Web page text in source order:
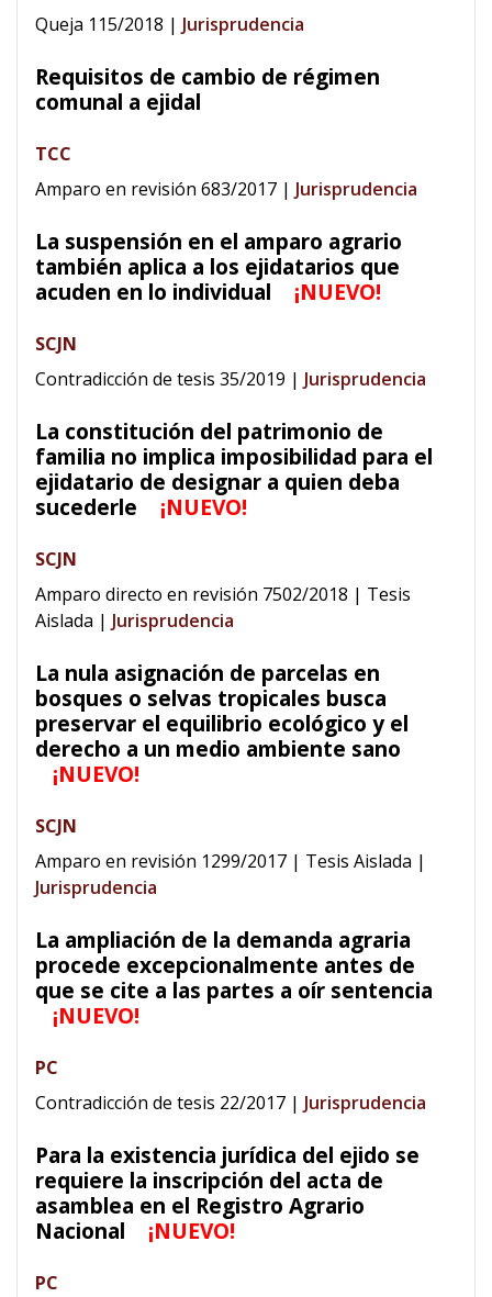
Queja 115/2018 | Jurisprudencia
Requisitos de cambio de régimen
comunal a ejidal
TCC
Amparo en revisión 683/2017 | Jurisprudencia
La suspensión en el amparo agrario
también aplica a los ejidatarios que
acuden en lo individual
¡NUEVO!
SCJN
Contradicción de tesis 35/2019 | Jurisprudencia
La constitución del patrimonio de
familia no implica imposibilidad para el
ejidatario de designar a quien deba
sucederle
¡NUEVO!
SCJN
Amparo directo en revisión 7502/2018 | Tesis
Aislada | Jurisprudencia
La nula asignación de parcelas en
bosques o selvas tropicales busca
preservar el equilibrio ecológico y el
derecho a un medio ambiente sano
¡NUEVO!
SCJN
Amparo en revisión 1299/2017 | Tesis Aislada |
Jurisprudencia
La ampliación de la demanda agraria
procede excepcionalmente antes de
que se cite a las partes a oír sentencia
¡NUEVO!
PC
Contradicción de tesis 22/2017 | Jurisprudencia
Para la existencia jurídica del ejido se
requiere la inscripción del acta de
asamblea en el Registro Agrario
Nacional
¡NUEVO!
PC